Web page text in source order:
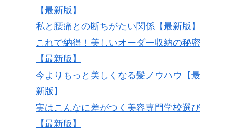
【最新版】
私と腰痛との断ちがたい関係【最新版】
これで納得！美しいオーダー収納の秘密
【最新版】
今よりもっと美しくなる髪ノウハウ【最
新版】
実はこんなに差がつく美容専門学校選び
【最新版】